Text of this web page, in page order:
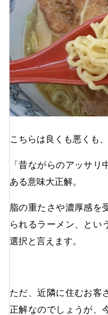
こちらは良くも悪くも
「昔ながらのアッサリ
ある意味大正解。
脂の重たさや濃厚感を
られるラーメン、とい
選択と言えます。
ただ、近隣に住むお客
正解なのでしょうが、